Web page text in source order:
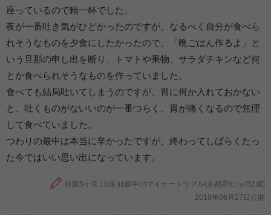
座っているので精一杯でした。
夜が一番吐き気がひどかったのですが、なるべく自分が食べら
れそうなものを夕食にしたかったので、「晩ごはん作るよ」と
いう旦那の申し出を断り、トマトや果物、サラダチキンなど何
とか食べられそうなものを作っていました。
食べても結局吐いてしまうのですが、胃に何か入れておかない
と、吐くものがないいのが一番つらく、胃が痛くなるので無理
して食べていました。
つわりの最中は本当に辛かったですが、終わってしばらくたっ
た今ではいい思い出になっています。
妊娠5ヶ月 16週 妊娠中のマイナートラブル(京都府/にゃ/32歳)
2019年06月27日公開